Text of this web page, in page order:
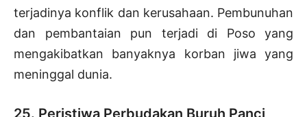
terjadinya konflik dan kerusahaan. Pembunuhan
dan pembantaian pun terjadi di Poso yang
mengakibatkan banyaknya korban jiwa yang
meninggal dunia.